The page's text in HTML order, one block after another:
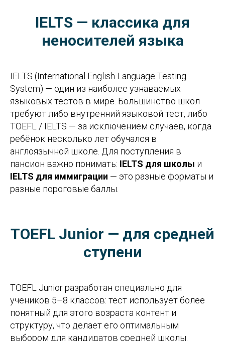
IELTS — классика для
неносителей языка
IELTS (International English Language Testing
System) — один из наиболее узнаваемых
языковых тестов в мире. Большинство школ
требуют либо внутренний языковой тест, либо
TOEFL / IELTS — за исключением случаев, когда
ребёнок несколько лет обучался в
англоязычной школе. Для поступления в
пансион важно понимать: IELTS для школы и
IELTS для иммиграции — это разные форматы и
разные пороговые баллы.
TOEFL Junior — для средней
ступени
TOEFL Junior разработан специально для
учеников 5–8 классов: тест использует более
понятный для этого возраста контент и
структуру, что делает его оптимальным
выбором для кандидатов средней школы.